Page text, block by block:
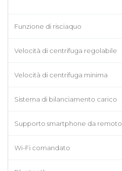
Funzione di risciaquo
Velocità di centrifuga regolabile
Velocità di centrifuga minima
Sistema di bilanciamento carico
Supporto smartphone da remoto
Wi-Fi comandato